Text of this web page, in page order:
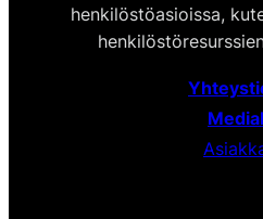
henkilöstöasioissa,